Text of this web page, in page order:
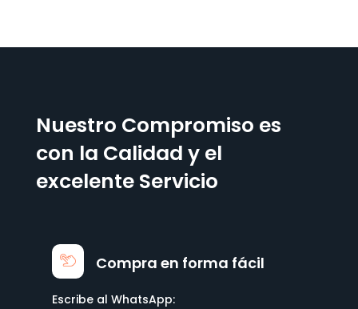
Nuestro Compromiso es
con la Calidad y el
excelente Servicio
Compra en forma fácil
Escribe al WhatsApp: